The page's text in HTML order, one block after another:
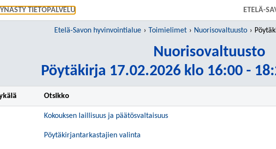
TIETOPALVELU SIIRRY SUORAAN PÄÄSISÄLTÖÖN
ETELÄ-
Etelä-Savon hyvinvointialue Toimielimet Nuorisovaltuusto
Nuorisovaltuusto
Pöytäkirja 17.02.2026 klo 16:00 -
Otsikko
Kokouksen laillisuus ja päätösvaltaisuus
Pöytäkirjantarkastajien valinta